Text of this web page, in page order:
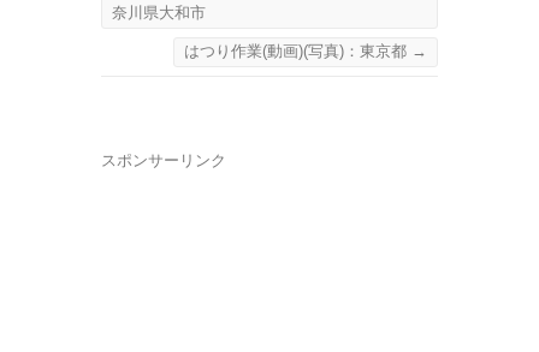
奈川県大和市
はつり作業(動画)(写真)：東京都 →
スポンサーリンク